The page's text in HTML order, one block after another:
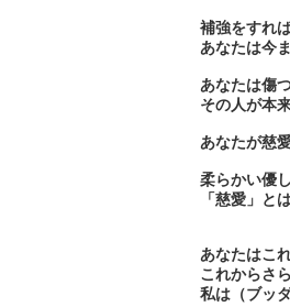
補強をすれ
あなたは今
あなたは傷
その人が本
あなたが慈
柔らかい優
「慈愛」と
あなたはこ
これからさ
私は（ブッ